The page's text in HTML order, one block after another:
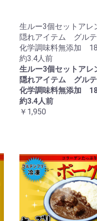
生ルー3個セットアレ
隠れアイテム グル
化学調味料無添加
約3.4人前
生ルー3個セットアレ
隠れアイテム グル
化学調味料無添加
約3.4人前
￥1,950